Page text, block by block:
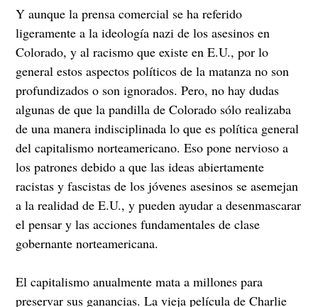
Y aunque la prensa comercial se ha referido
ligeramente a la ideología nazi de los asesinos en
Colorado, y al racismo que existe en E.U., por lo
general estos aspectos políticos de la matanza no son
profundizados o son ignorados. Pero, no hay dudas
algunas de que la pandilla de Colorado sólo realizaba
de una manera indisciplinada lo que es política general
del capitalismo norteamericano. Eso pone nervioso a
los patrones debido a que las ideas abiertamente
racistas y fascistas de los jóvenes asesinos se asemejan
a la realidad de E.U., y pueden ayudar a desenmascarar
el pensar y las acciones fundamentales de clase
gobernante norteamericana.
El capitalismo anualmente mata a millones para
preservar sus ganancias. La vieja película de Charlie